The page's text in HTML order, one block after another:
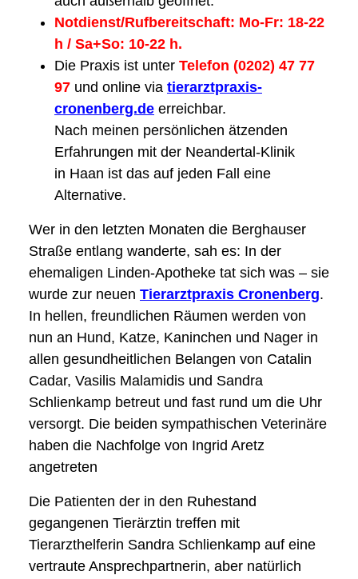
Notdienst/Rufbereitschaft: Mo-Fr: 18-22
h / Sa+So: 10-22 h.
Die Praxis ist unter Telefon (0202) 47 77
97 und online via tierarztpraxis-
cronenberg.de erreichbar.
Nach meinen persönlichen ätzenden
Erfahrungen mit der Neandertal-Klinik
in Haan ist das auf jeden Fall eine
Alternative.
Wer in den letzten Monaten die Berghauser
Straße entlang wanderte, sah es: In der
ehemaligen Linden-Apotheke tat sich was – sie
wurde zur neuen Tierarztpraxis Cronenberg.
In hellen, freundlichen Räumen werden von
nun an Hund, Katze, Kaninchen und Nager in
allen gesundheitlichen Belangen von Catalin
Cadar, Vasilis Malamidis und Sandra
Schlienkamp betreut und fast rund um die Uhr
versorgt. Die beiden sympathischen Veterinäre
haben die Nachfolge von Ingrid Aretz
angetreten
Die Patienten der in den Ruhestand
gegangenen Tierärztin treffen mit
Tierarzthelferin Sandra Schlienkamp auf eine
vertraute Ansprechpartnerin, aber natürlich